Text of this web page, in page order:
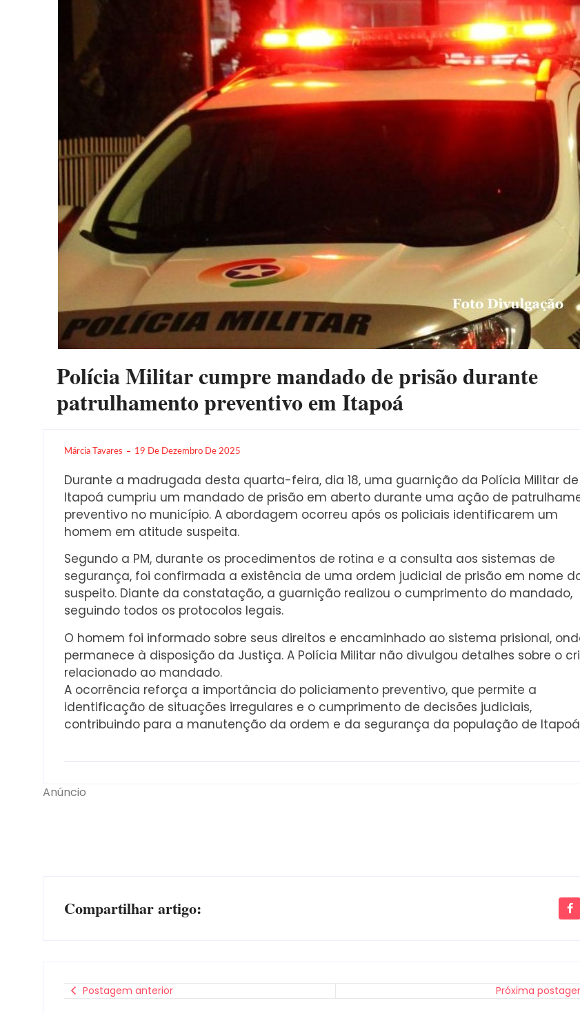
Polícia Militar cumpre mandado de prisão durante
patrulhamento preventivo em Itapoá
Márcia Tavares 19 De Dezembro De 2025
Durante a madrugada desta quarta-feira, dia 18, uma guarnição da Polícia Militar de
Itapoá cumpriu um mandado de prisão em aberto durante uma ação de
preventivo no município. A abordagem ocorreu após os policiais identificarem um
homem em atitude suspeita.
Segundo a PM, durante os procedimentos de rotina e a consulta aos sistemas de
segurança, foi confirmada a existência de uma ordem judicial de prisão em nome
suspeito. Diante da constatação, a guarnição realizou o cumprimento do mandado,
seguindo todos os protocolos legais.
O homem foi informado sobre seus direitos e encaminhado ao sistema prisional,
permanece à disposição da Justiça. A Polícia Militar não divulgou detalhes sobre o
relacionado ao mandado.
A ocorrência reforça a importância do policiamento preventivo, que permite a
identificação de situações irregulares e o cumprimento de decisões judiciais,
contribuindo para a manutenção da ordem e da segurança da população de
Anúncio
Compartilhar artigo:
Postagem anterior Próxima